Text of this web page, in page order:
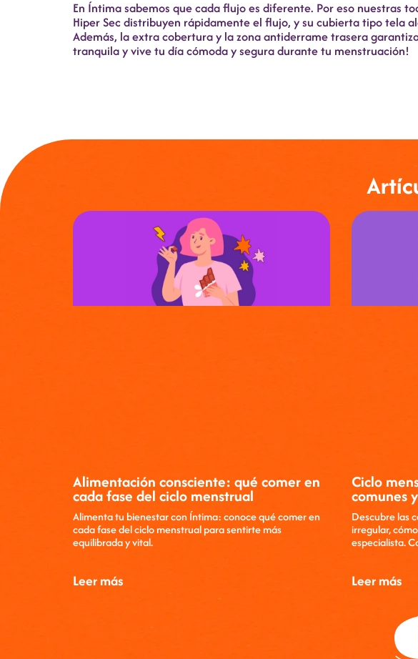
En Íntima sabemos que cada flujo es diferente. Por eso nuestras
Hiper Sec distribuyen rápidamente el flujo, y su cubierta tipo tela
Además, la extra cobertura y la zona antiderrame trasera
tranquila y vive tu día cómoda y segura durante tu menstruación!
Alimentación consciente: qué comer en
cada fase del ciclo menstrual
Alimenta tu bienestar con Íntima: conoce qué comer en
cada fase del ciclo menstrual para sentirte más
equilibrada y vital.
Leer más
Ciclo
comunes
Descubre las
irregular,
especialista.
Leer más